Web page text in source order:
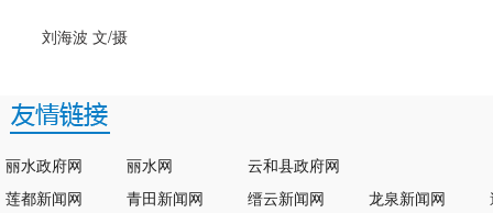
刘海波 文/摄
丽水政府网 丽水网
云和县政府网
莲都新闻网
青田新闻网 缙云新闻网 龙泉新闻网